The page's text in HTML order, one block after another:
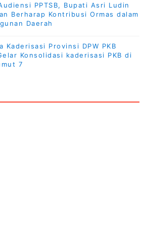
PPTSB, Bupati Asri Ludin
Berharap Kontribusi Ormas dalam
Daerah
Kaderisasi Provinsi DPW PKB
Konsolidasi kaderisasi PKB di
7